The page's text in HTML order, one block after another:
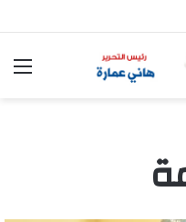
من العام المقبل